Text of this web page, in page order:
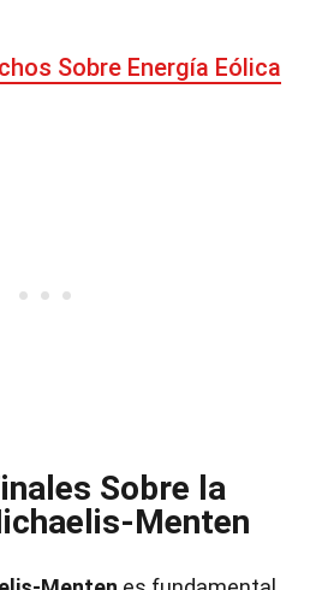
Sobre Energía Eólica
Sobre la
Menten